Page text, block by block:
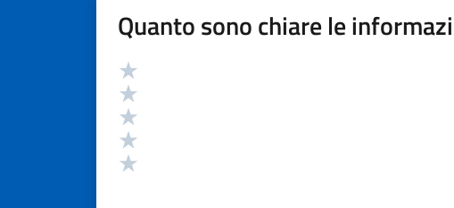
Quanto sono chiare le
Valutazione